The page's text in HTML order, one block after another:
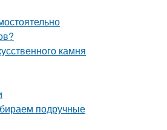
камня
подручные